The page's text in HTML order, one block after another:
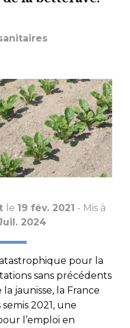
le 19 fév. 2021 - Mis à
2024
pour la
sans précédents
jaunisse, la France
2021, une
l’emploi en